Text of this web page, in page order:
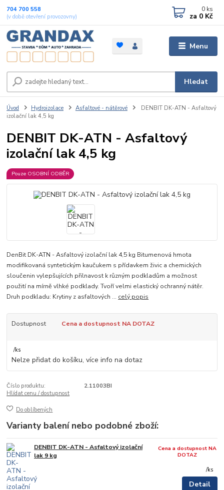
Menu
Hledat
704 700 558
(v době otevření provozovny)
0 ks
za 0 Kč
Úvod Hydroizolace Asfaltové - nátěrové
DENBIT DK-ATN - Asfaltový
izolační lak 4,5 kg
DENBIT DK-ATN - Asfaltový
izolační lak 4,5 kg
Pouze OSOBNÍ ODBĚR
DenBit DK-ATN - Asfaltový izolační lak 4,5 kg Bitumenová hmota
modifikovaná syntetickým kaučukem s přídavkem živic a chemických
sloučenin vylepšujících přilnavost k různým podkladům a možnost
použití na mírně vlhké podklady. Tvoří velmi elastický ochranný nátěr.
Druh podkladu: Krytiny z asfaltových ... celý popis
Dostupnost Cena a dostupnost NA DOTAZ
/ks
Nelze přidat do košíku, více info na dotaz
Číslo produktu:
2.11003BI
Hlídat cenu / dostupnost
Do oblíbených
Varianty balení nebo podobné zboží:
DENBIT DK-ATN - Asfaltový izolační
lak 9 kg
/ks
Cena a dostupnost NA
DOTAZ
Detail